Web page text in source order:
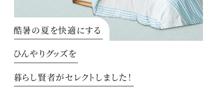
酷暑の夏を快適にする
ひんやりグッズを
暮らし賢者がセレクトしました！